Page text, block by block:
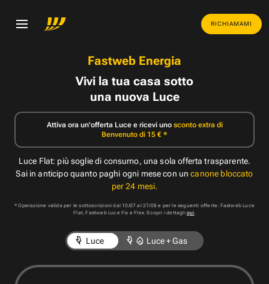
RICHIAMAMI
Fastweb Energia
Vivi la tua casa sotto
una nuova Luce
Attiva ora un'offerta Luce e ricevi uno sconto extra di
Benvenuto di 15 € *
Luce Flat: più soglie di consumo, una sola offerta trasparente.
Sai in anticipo quanto paghi ogni mese con uncanone bloccato
per 24 mesi.
* Operazione valida per le sottoscrizioni dal 10/07 al 27/08 e per le seguenti offerte: Fastweb Luce
Flat, Fastweb Luce Fix e Flex. Scopri i dettagli qui.
Luce Luce + Gas